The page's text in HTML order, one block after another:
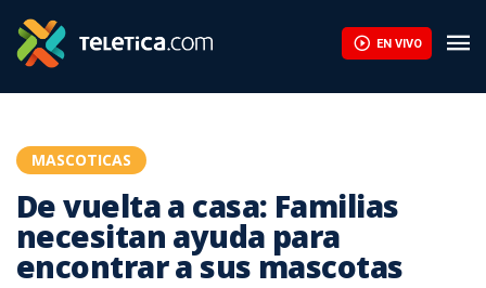
EN VIVO
MASCOTICAS
De vuelta a casa: Familias
necesitan ayuda para
encontrar a sus mascotas